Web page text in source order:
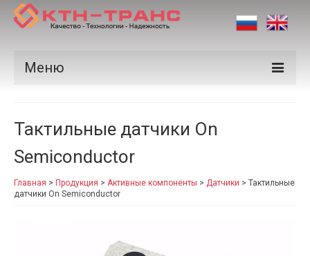
Меню
Производители
Рынки
Сертификаты
Тактильные датчики On
Semiconductor
Главная > Продукция > Активные компоненты > Датчики > Тактильные
датчики On Semiconductor